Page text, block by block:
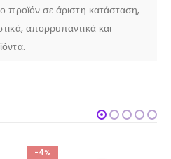
προϊόν σε άριστη κατάσταση,
απορρυπαντικά και